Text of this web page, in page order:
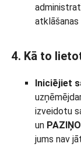
atklāšanas
4. Kā to
Iniciējiet
izveidotu
un
jums nav